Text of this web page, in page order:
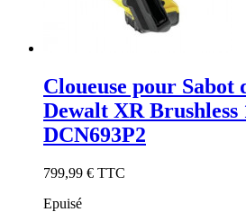
Cloueuse pour Sabot
Dewalt XR Brushless
DCN693P2
799,99 € TTC
Epuisé